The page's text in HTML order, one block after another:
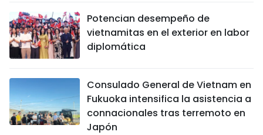
Potencian desempeño de
vietnamitas en el exterior en labor
diplomática
Consulado General de Vietnam en
Fukuoka intensifica la asistencia a
connacionales tras terremoto en
Japón